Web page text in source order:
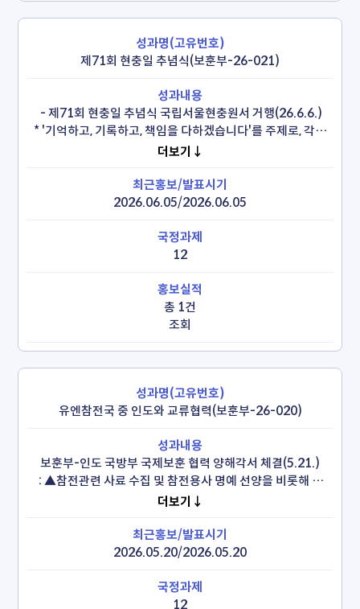
제71회 현충일 추념식(보훈부-26-021)
- 제71회 현충일 추념식 국립서울현충원서 거행(26.6.6.)
* '기억하고, 기록하고, 책임을 다하겠습니다'를 주제로, 각계
대표 등 3천명 참석
더보기↓
2026.06.05/2026.06.05
12
총 1건
조회
유엔참전국 중 인도와 교류협력(보훈부-26-020)
보훈부-인도 국방부 국제보훈 협력 양해각서 체결(5.21.)
: ▲참전관련 사료 수집 및 참전용사 명예 선양을 비롯해 ▲
참전용사 후손 및 미래세대를 위한 교류·협력 사업, ▲참전의
건립 등
국내 첫 인도 참전기념비 제막식(5.21.)
더보기↓
2026.05.20/2026.05.20
12